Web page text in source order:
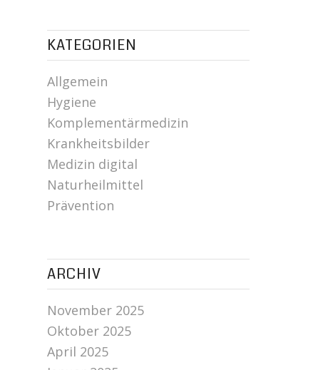
KATEGORIEN
Allgemein
Hygiene
Komplementärmedizin
Krankheitsbilder
Medizin digital
Naturheilmittel
Prävention
ARCHIV
November 2025
Oktober 2025
April 2025